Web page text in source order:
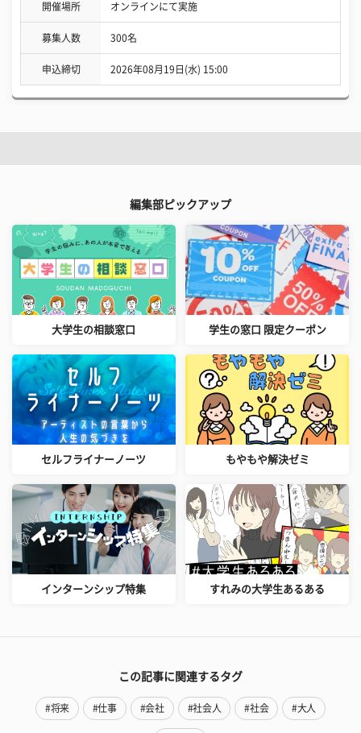
開催場所 オンラインにて実施
募集人数 300名
申込締切 2026年08月19日(水) 15:00
編集部ピックアップ
大学生の相談窓口 学生の窓口 限定クーポン
セルフライナーノーツ もやもや解決ゼミ
インターンシップ特集 すれみの大学生あるある
この記事に関連するタグ
#将来 #仕事 #会社 #社会人 #社会 #大人